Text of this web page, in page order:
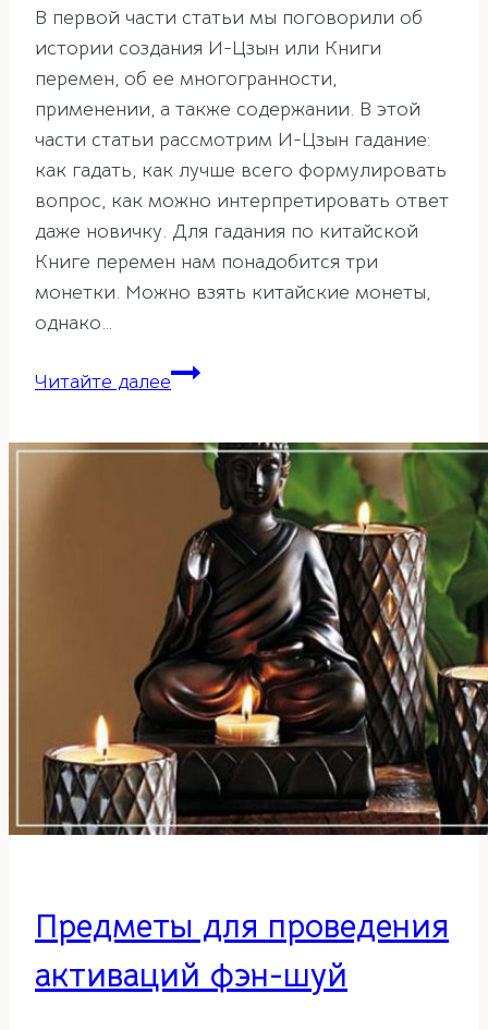
В первой части статьи мы поговорили об
истории создания И-Цзын или Книги
перемен, об ее многогранности,
применении, а также содержании. В этой
части статьи рассмотрим И-Цзын гадание:
как гадать, как лучше всего формулировать
вопрос, как можно интерпретировать ответ
даже новичку. Для гадания по китайской
Книге перемен нам понадобится три
монетки. Можно взять китайские монеты,
однако…
Читайте далееИ-
Книга
перемен.
Часть
2
Предметы для проведения
активаций фэн-шуй